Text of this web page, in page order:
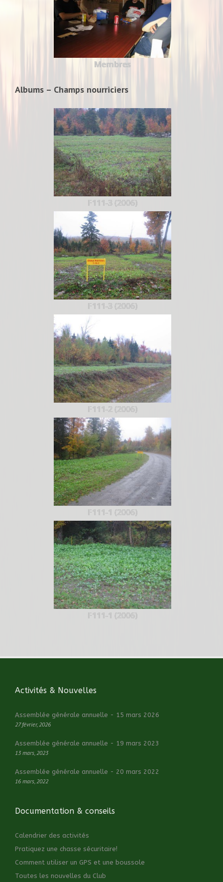
Membres
Albums – Champs nourriciers
F111-3 (2006)
F111-3 (2006)
F111-2 (2006)
F111-1 (2006)
F111-1 (2006)
Activités & Nouvelles
Assemblée générale annuelle - 15 mars 2026
27 février, 2026
Assemblée générale annuelle - 19 mars 2023
13 mars, 2023
Assemblée générale annuelle - 20 mars 2022
16 mars, 2022
Documentation & conseils
Calendrier des activités
Pratiquez une chasse sécuritaire!
Comment utiliser un GPS et une boussole
Toutes les nouvelles du Club